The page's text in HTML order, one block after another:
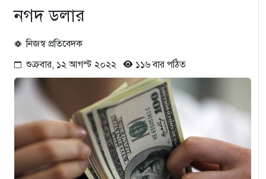
নগদ ডলার
নিজস্ব প্রতিবেদক
শুক্রবার, ১২ আগস্ট ২০২২
১১৬ বার পঠিত